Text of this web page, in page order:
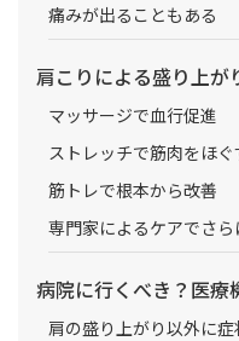
痛みが出ることもある
肩こりによる盛り上
マッサージで血行促進
ストレッチで筋肉をほぐ
筋トレで根本から改善
専門家によるケアでさら
病院に行くべき？医療
肩の盛り上がり以外に